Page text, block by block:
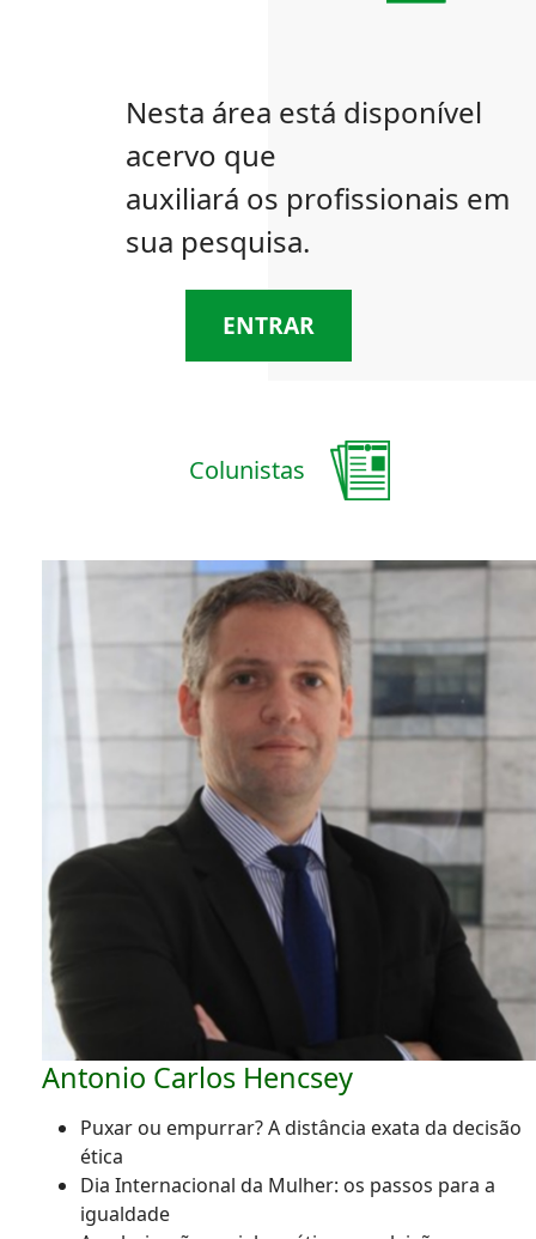
Nesta área está disponível
acervo que
auxiliará os profissionais em
sua pesquisa.
ENTRAR
Colunistas
Antonio Carlos Hencsey
Puxar ou empurrar? A distância exata da decisão
ética
Dia Internacional da Mulher: os passos para a
igualdade